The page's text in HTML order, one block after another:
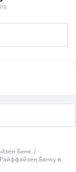
Банк
Райффайзен Банку в